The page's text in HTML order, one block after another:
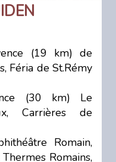
(19 km) de
Féria de St.Rémy
(30 km) Le
Carrières de
Romain,
Romains,